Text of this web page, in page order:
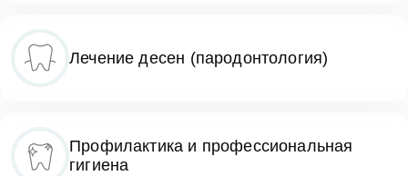
Лечение десен (пародонтология)
Профилактика и профессиональная
гигиена